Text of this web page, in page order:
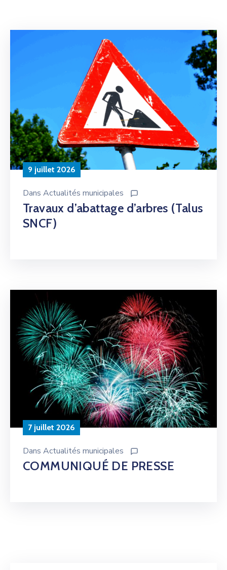
9 juillet 2026
Dans Actualités municipales
Travaux d’abattage d’arbres (Talus
SNCF)
7 juillet 2026
Dans Actualités municipales
COMMUNIQUÉ DE PRESSE